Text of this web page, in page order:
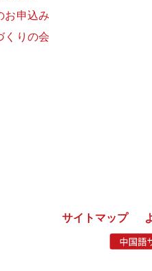
お申込み
くりの会
サイトマップ